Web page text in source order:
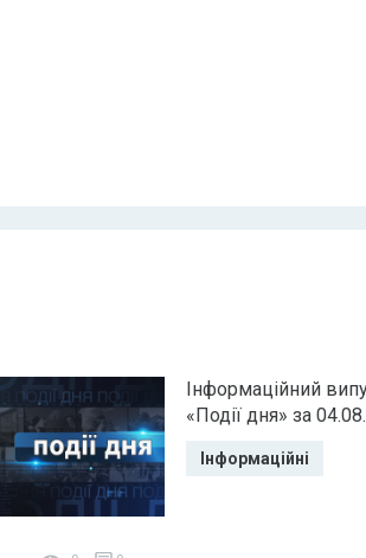
Інформаційний
«Події дня» за
Інформаційні